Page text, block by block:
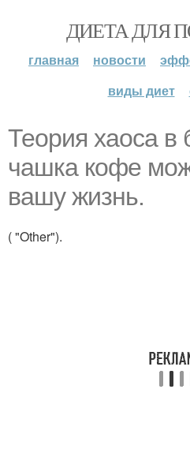
ДИЕТА ДЛЯ
главная новости
виды диет
Теория хаоса в
чашка кофе
вашу жизнь.
( "Other").